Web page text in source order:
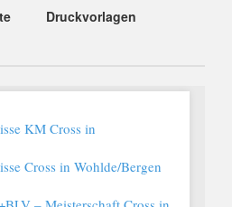
Druckvorlagen
KM Cross in
Cross in Wohlde/Bergen